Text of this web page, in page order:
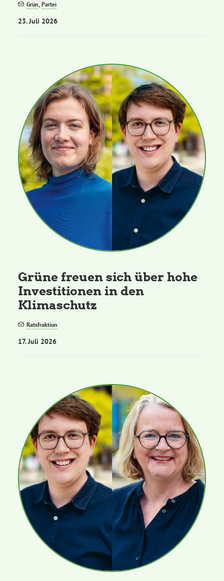
Aktuelles
Kontakt
Grün,Partei
23. Juli 2026
Grüne freuen sich über hohe
Investitionen in den
Klimaschutz
Ratsfraktion
17. Juli 2026